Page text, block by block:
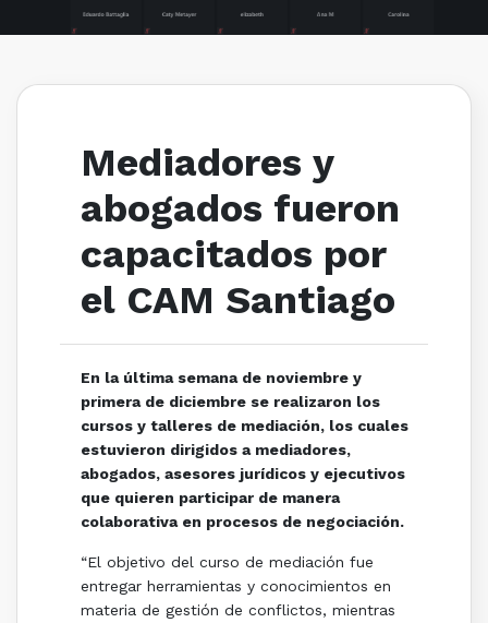
Mediadores y
abogados fueron
capacitados por
el CAM Santiago
En la última semana de noviembre y
primera de diciembre se realizaron los
cursos y talleres de mediación, los cuales
estuvieron dirigidos a mediadores,
abogados, asesores jurídicos y ejecutivos
que quieren participar de manera
colaborativa en procesos de negociación.
“El objetivo del curso de mediación fue
entregar herramientas y conocimientos en
materia de gestión de conflictos, mientras